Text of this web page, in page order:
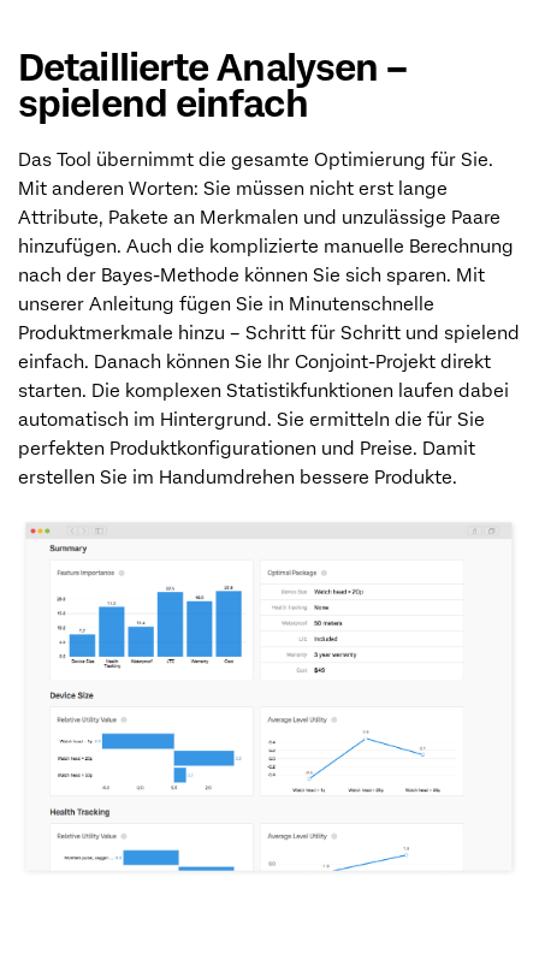
Detaillierte Analysen –
spielend einfach
Das Tool übernimmt die gesamte Optimierung für Sie.
Mit anderen Worten: Sie müssen nicht erst lange
Attribute, Pakete an Merkmalen und unzulässige Paare
hinzufügen. Auch die komplizierte manuelle Berechnung
nach der Bayes-Methode können Sie sich sparen. Mit
unserer Anleitung fügen Sie in Minutenschnelle
Produktmerkmale hinzu – Schritt für Schritt und spielend
einfach. Danach können Sie Ihr Conjoint-Projekt direkt
starten. Die komplexen Statistikfunktionen laufen dabei
automatisch im Hintergrund. Sie ermitteln die für Sie
perfekten Produktkonfigurationen und Preise. Damit
erstellen Sie im Handumdrehen bessere Produkte.